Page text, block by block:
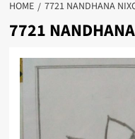
HOME 7721 NANDHANA
7721